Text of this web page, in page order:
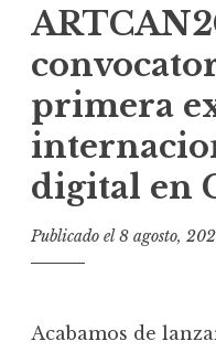
primera
digital en
Publicado el8 agosto,
Acabamos de